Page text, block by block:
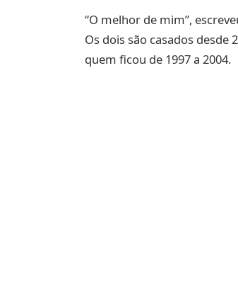
“O melhor de mim”,
Os dois são casados
quem ficou de 1997 a 2004.